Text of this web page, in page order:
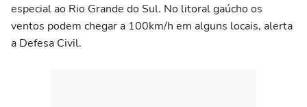
especial ao Rio Grande do Sul. No litoral gaúcho os
ventos podem chegar a 100km/h em alguns locais, alerta
a Defesa Civil.